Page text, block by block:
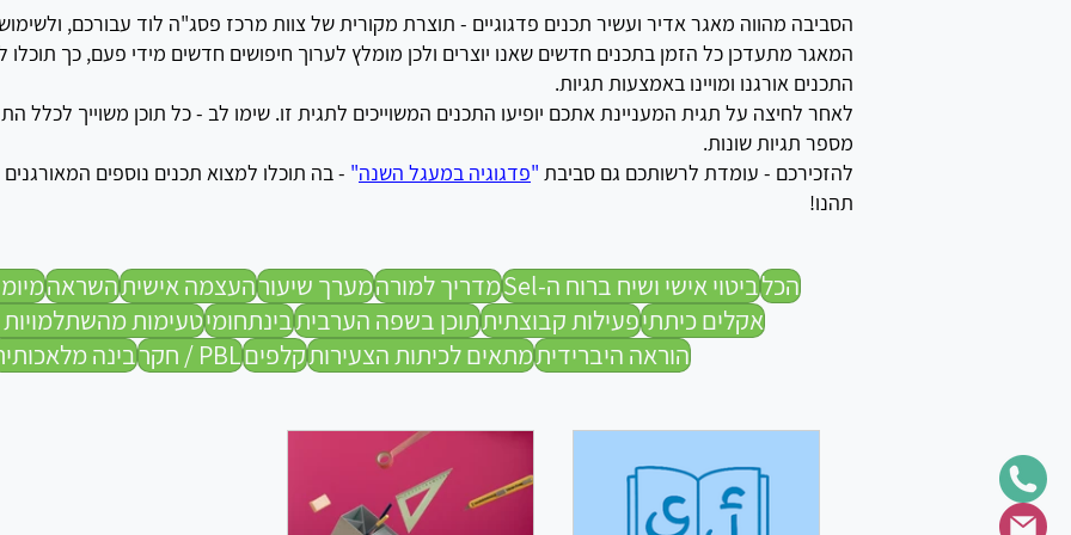
הסביבה מהווה מאגר אדיר ועשיר תכנים פדגוגיים - תוצרת מקורית של צוות מרכז פסג"ה לוד עבורכם,
המאגר מתעדכן כל הזמן בתכנים חדשים שאנו יוצרים ולכן מומלץ לערוך חיפושים חדשים מידי פעם, כך תוכלו
התכנים אורגנו ומויינו באמצעות תגיות.
לאחר לחיצה על תגית המעניינת אתכם יופיעו התכנים המשוייכים לתגית זו. שימו לב - כל תוכן משוייך לכלל
מספר תגיות שונות.
להזכירכם - עומדת לרשותכם גם סביבת "פדגוגיה במעגל השנה" - בה תוכלו למצוא תכנים נוספים
תהנו!
הכלביטוי אישי ושיח ברוח ה-Sel מדריך למורהמערך שיעורהעצמה אישיתהשראה
אקלים כיתתיפעילות קבוצתיתתוכן בשפה הערביתבינתחומיטעימות
הוראה היברידיתמתאים לכיתות הצעירותקלפיםPBL / חקר בינה